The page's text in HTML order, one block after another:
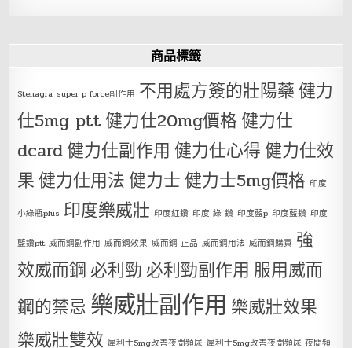
商品標籤
Stenagra super p force副作用 不用處方簽的壯陽藥健力
仕5mg ptt健力仕20mg價格健力仕
dcard健力仕副作用 健力仕心得健力仕效
果健力仕用法健力士健力士5mg價格 印度
小綠瓶plus 印度樂威壯 印度紅鑽 印度 綠 鑽 印度藍p 印度藍鑽 印度
藍鑽ptt 威而鋼副作用 威而鋼效果 威而鋼 正品 威而鋼用法 威而鋼購買 強
效威而鋼 必利勁 必利勁副作用 服用威而
鋼的禁忌 樂威壯副作用 樂威壯效果
樂威壯雙效 犀利士5mg改善夜間頻尿 犀利士5mg改善夜間頻尿 夜間頻